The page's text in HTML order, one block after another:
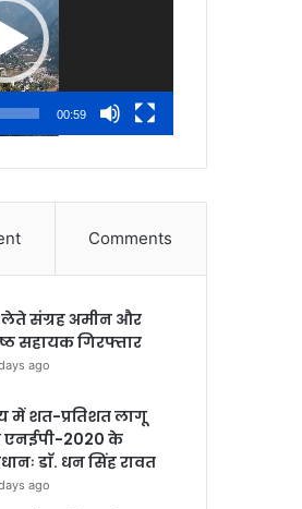
00:59
Comments
संग्रह अमीन और
सहायक गिरफ्तार
ago
में शत-प्रतिशत लागू
एनईपी-2020 के
डाॅ. धन सिंह रावत
ago